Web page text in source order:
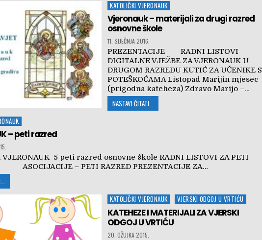
Posted
in
KATOLIČKI VJERONAUK
Vjeronauk – materijali za drugi razred
osnovne škole
11. SIJEČNJA 2016.
PREZENTACIJE RADNI LISTOVI
DIGITALNE VJEŽBE ZA VJERONAUK U
DRUGOM RAZREDU KUTIĆ ZA UČENIKE S
POTEŠKOĆAMA Listopad Marijin mjesec
(prigodna kateheza) Zdravo Marijo –…
NASTAVI ČITATI...
– peti razred
VJERONAUK 5 peti razred osnovne škole RADNI LISTOVI ZA PETI
– PETI RAZRED PREZENTACIJE ZA…
Posted
in
KATOLIČKI VJERONAUK VJERSKI ODGOJ U VRTIĆU
KATEHEZE I MATERIJALI ZA VJERSKI
ODGOJ U VRTIĆU
20. OŽUJKA 2015.